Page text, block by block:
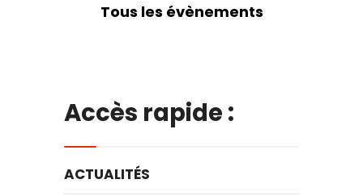
Tous les évènements
Accès rapide :
ACTUALITÉS